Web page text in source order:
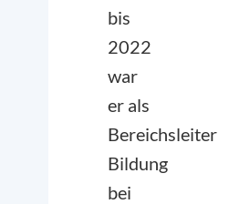
bis
2022
war
er als
Bereichsleiter
Bildung
bei